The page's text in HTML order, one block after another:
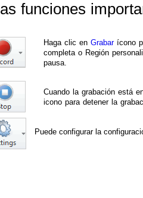
las funciones
Haga clic en Grabarícono
completa o Región
pausa.
Cuando la grabación está
icono para detener la
Puede configurar la